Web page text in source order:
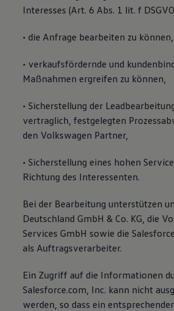
Interesses (Art. 6 Abs. 1 lit. f
• die Anfrage bearbeiten zu können,
• verkaufsfördernde und
Maßnahmen ergreifen zu können,
• Sicherstellung der
vertraglich, festgelegten
den Volkswagen Partner,
• Sicherstellung eines hohen
Richtung des Interessenten.
Bei der Bearbeitung unterstützen
Deutschland GmbH & Co. KG, die
Services GmbH sowie die
als Auftragsverarbeiter.
Ein Zugriff auf die Informationen
Salesforce.com, Inc. kann nicht
werden, so dass ein